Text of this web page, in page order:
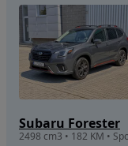
Subaru Forester
2498 cm3 • 182 KM •